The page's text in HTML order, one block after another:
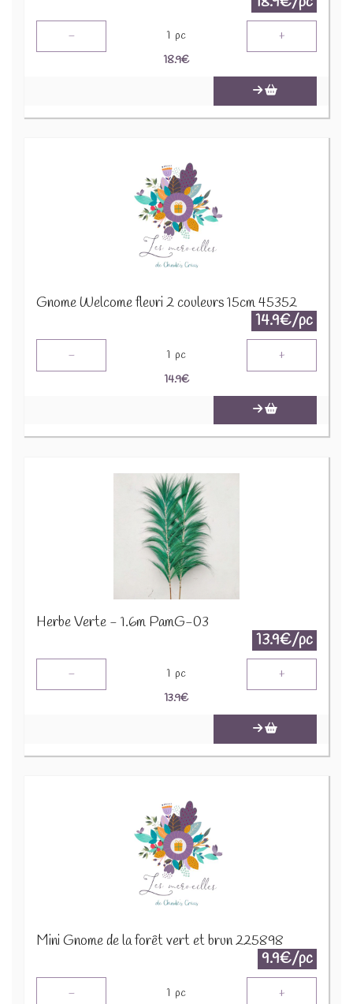
- 1 pc +
18.9€
Gnome Welcome fleuri 2 couleurs 15cm 45352
14.9€/pc
- 1 pc +
14.9€
Herbe Verte - 1.6m PamG-03
13.9€/pc
- 1 pc +
13.9€
Mini Gnome de la forêt vert et brun 225898
9.9€/pc
- 1 pc +